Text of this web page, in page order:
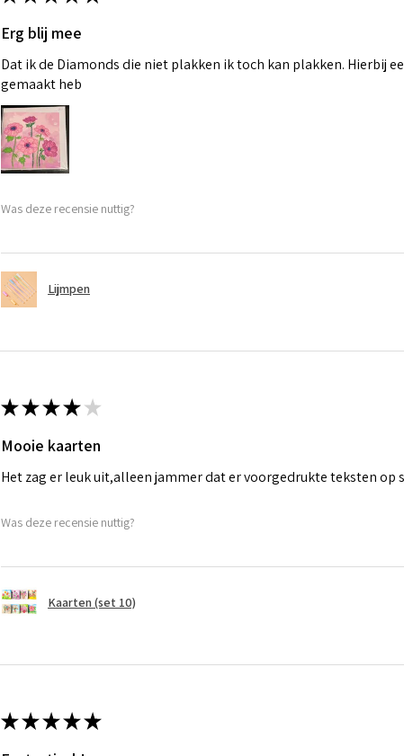
Erg blij mee
Dat ik de Diamonds die niet plakken ik toch kan plakken. Hierbij
gemaakt heb
Was deze recensie nuttig?
Lijmpen
★★★★ ★
Mooie kaarten
Het zag er leuk uit,alleen jammer dat er voorgedrukte teksten op
Was deze recensie nuttig?
Kaarten (set 10)
★★★★★